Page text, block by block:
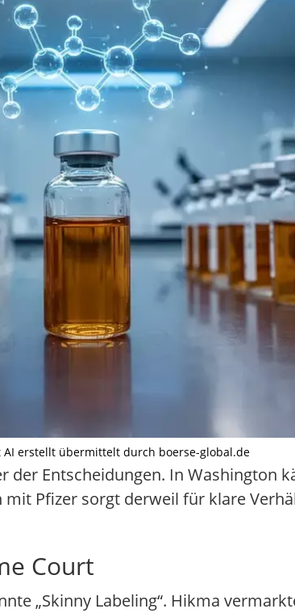
erstellt übermittelt durch boerse-global.de
Entscheidungen. In Washington
Pfizer sorgt derweil für klare
Court
„Skinny Labeling“. Hikma